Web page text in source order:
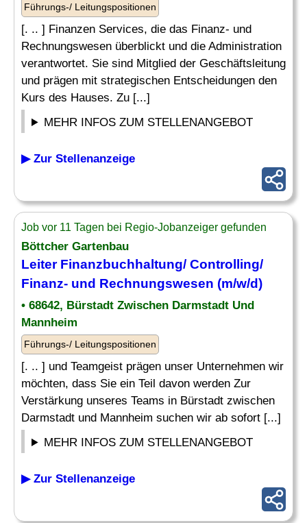
Führungs-/ Leitungspositionen
[. .. ] Finanzen Services, die das Finanz- und
Rechnungswesen überblickt und die Administration
verantwortet. Sie sind Mitglied der Geschäftsleitung
und prägen mit strategischen Entscheidungen den
Kurs des Hauses. Zu [...]
MEHR INFOS ZUM STELLENANGEBOT
▶ Zur Stellenanzeige
Job vor 11 Tagen bei Regio-Jobanzeiger gefunden
Böttcher Gartenbau
LeiterFinanzbuchhaltung/ Controlling/
Finanz- und Rechnungswesen (m/w/d)
• 68642, Bürstadt Zwischen Darmstadt Und
Mannheim
Führungs-/ Leitungspositionen
[. .. ] und Teamgeist prägen unser Unternehmen wir
möchten, dass Sie ein Teil davon werden Zur
Verstärkung unseres Teams in Bürstadt zwischen
Darmstadt und Mannheim suchen wir ab sofort [...]
MEHR INFOS ZUM STELLENANGEBOT
▶ Zur Stellenanzeige